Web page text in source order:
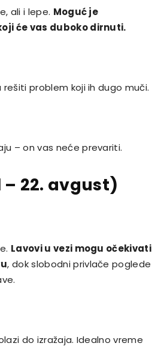
ali i lepe. Moguć je
će vas duboko dirnuti.
rešiti problem koji ih dugo muči.
– on vas neće prevariti.
– 22. avgust)
Lavovi u vezi mogu očekivati
, dok slobodni privlače poglede
do izražaja. Idealno vreme